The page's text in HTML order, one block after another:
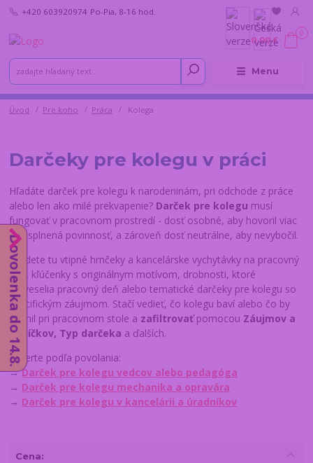
Menu
+420 603920974 Po-Pia, 8-16 hod.
0
0,00 €
Úvod Pre koho Práca Kolega
Darčeky pre kolegu v práci
Hľadáte darček pre kolegu k narodeninám, pri odchode z práce
alebo len ako milé prekvapenie? Darček pre kolegu musí
fungovať v pracovnom prostredí - dosť osobné, aby hovoril viac
než splnená povinnosť, a zároveň dosť neutrálne, aby nevybočil.
Nájdete tu vtipné hrnčeky a kancelárske vychytávky na pracovný
stôl, kľúčenky s originálnym motívom, drobnosti, ktoré
rozveselia pracovný deň alebo tematické darčeky pre kolegu so
špecifickým záujmom. Stačí vedieť, čo kolegu baví alebo čo by
ocenil pri pracovnom stole a zafiltrovaťpomocou Záujmov a
koníčkov, Typ darčeka a ďalších.
Vyberte podľa povolania:
→Darček pre kolegu vedcov alebo pedagóga
→ Darček pre kolegu mechanika a opravára
→ Darček pre kolegu v kancelárii a úradníkov
Cena:
Dovolenka do 14.8.